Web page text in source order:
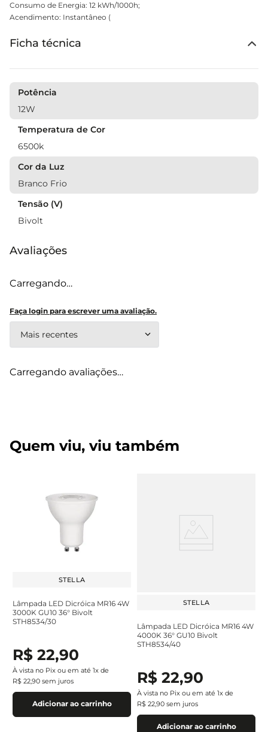
Consumo de Energia: 12 kWh/1000h;
Acendimento: Instantâneo (
Ficha técnica
Potência
12W
Temperatura de Cor
6500k
Cor da Luz
Branco Frio
Tensão (V)
Bivolt
Avaliações
Carregando…
Faça login para escrever uma avaliação.
Mais recentes
Carregando avaliações…
Quem viu, viu também
STELLA
Lâmpada LED Dicróica MR16 4W
3000K GU10 36° Bivolt
STH8534/30
R$ 22,90
À vista no Pix ou em até 1x de
R$ 22,90 sem juros
Adicionar ao carrinho
STELLA
Lâmpada LED Dicróica MR16 4W
4000K 36° GU10 Bivolt
STH8534/40
R$ 22,90
À vista no Pix ou em até 1x de
R$ 22,90 sem juros
Adicionar ao carrinho